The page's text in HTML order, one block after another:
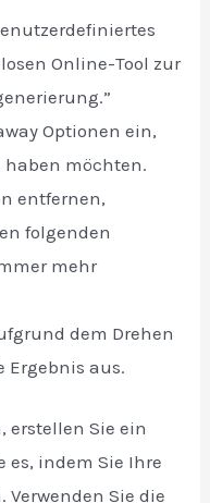
Online-Tool zur
Optionen ein,
haben möchten.
entfernen,
folgenden
mehr
dem Drehen
Ergebnis aus.
erstellen Sie ein
es, indem Sie Ihre
Sie die